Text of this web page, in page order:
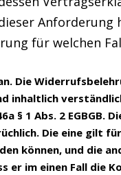
Anforderung
für welchen
Die
inhaltlich
§ 1 Abs. 2 EGBGB.
Die eine gilt
können, und die
er im einen Fall die